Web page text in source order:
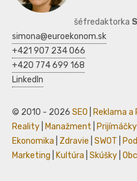
šéfredaktorka
simona@euroekonom.sk
+421 907 234 066
+420 774 699 168
LinkedIn
© 2010 - 2026 SEO Reklama a
Reality
Manažment Prijímáčky
Ekonomika
Zdravie SWOT
Marketing
Kultúra Skúšky